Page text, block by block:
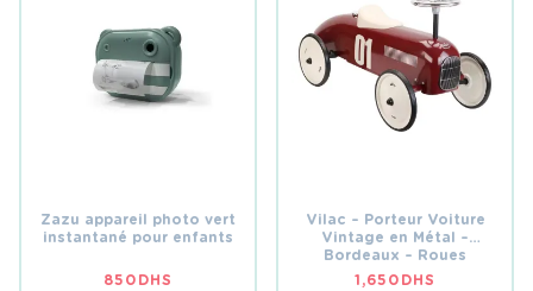
Zazu appareil photo vert
instantané pour enfants
850 DHS
Vilac – Porteur Voiture
Vintage en Métal –
Bordeaux – Roues
Silencieuses (18 Mois+)
1,650 DHS